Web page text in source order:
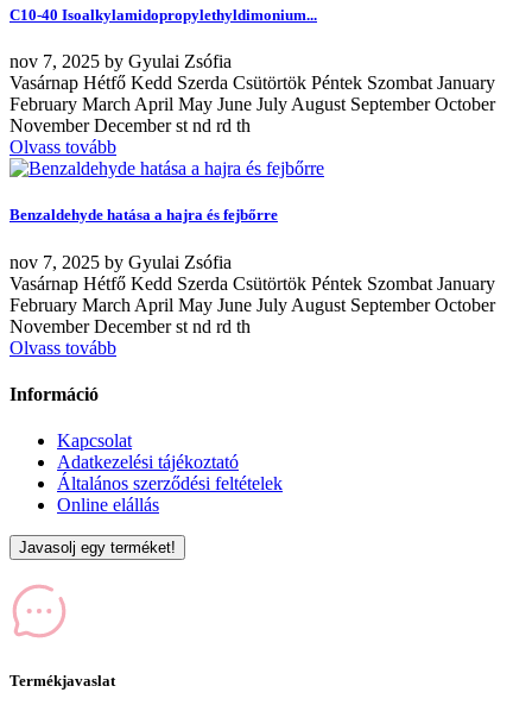
C10-40 Isoalkylamidopropylethyldimonium...
nov 7, 2025 by Gyulai Zsófia
Vasárnap Hétfő Kedd Szerda Csütörtök Péntek Szombat January
February March April May June July August September October
November December st nd rd th
Olvass tovább
Benzaldehyde hatása a hajra és fejbőrre
nov 7, 2025 by Gyulai Zsófia
Vasárnap Hétfő Kedd Szerda Csütörtök Péntek Szombat January
February March April May June July August September October
November December st nd rd th
Olvass tovább
Információ
Kapcsolat
Adatkezelési tájékoztató
Általános szerződési feltételek
Online elállás
Javasolj egy terméket!
Termékjavaslat